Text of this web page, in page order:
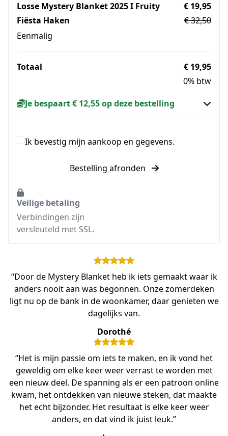
Losse Mystery Blanket 2025 I Fruity
Fiësta Haken
Eenmalig
€ 19,95
€ 32,50
Totaal
€ 19,95
0% btw
Je bespaart € 12,55 op deze bestelling
Ik bevestig mijn aankoop en gegevens.
Bestelling afronden
Veilige betaling
Verbindingen zijn
versleuteld met SSL.
“Door de Mystery Blanket heb ik iets gemaakt waar ik
anders nooit aan was begonnen. Onze zomerdeken
ligt nu op de bank in de woonkamer, daar genieten we
dagelijks van.
Dorothé
“Het is mijn passie om iets te maken, en ik vond het
geweldig om elke keer weer verrast te worden met
een nieuw deel. De spanning als er een patroon online
kwam, het ontdekken van nieuwe steken, dat maakte
het echt bijzonder. Het resultaat is elke keer weer
anders, en dat vind ik juist leuk.”